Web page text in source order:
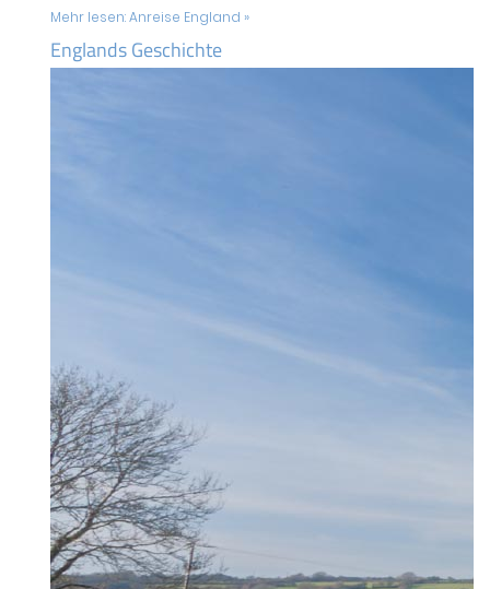
Mehr lesen:Anreise England »
Englands Geschichte